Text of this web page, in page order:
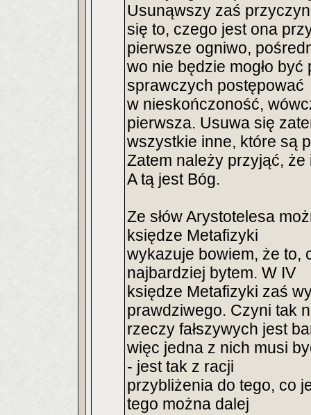
Usunąwszy zaś
się to, czego jest ona
pierwsze ogniwo,
wo nie będzie mogło
sprawczych postępować
w nieskończoność,
pierwsza. Usuwa się
wszystkie inne, które są
Zatem należy przyjąć,
A tą jest Bóg.
Ze słów Arystotelesa
księdze Metafizyki
wykazuje bowiem, że to,
najbardziej bytem. W IV
księdze Metafizyki zaś
prawdziwego. Czyni tak
rzeczy fałszywych jest
więc jedna z nich musi
- jest tak z racji
przybliżenia do tego, co
tego można dalej